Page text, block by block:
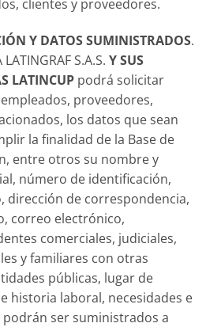
clientes y proveedores.
Y DATOS SUMINISTRADOS.
S.A.S. Y SUS
LATINCUPpodrá solicitar
proveedores,
los datos que sean
la finalidad de la Base de
entre otros su nombre y
número de identificación,
dirección de correspondencia,
correo electrónico,
comerciales, judiciales,
y familiares con otras
públicas, lugar de
historia laboral, necesidades e
podrán ser suministrados a